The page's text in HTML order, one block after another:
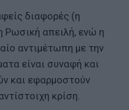
διαφορές (η
Ρωσική απειλή, ενώ η
αντιμέτωπη με την
είναι συναφή και
και εφαρμοστούν
κρίση.